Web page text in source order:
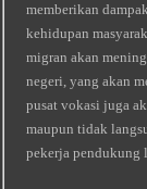
memberikan
kehidupan
migran akan
negeri, yang akan
pusat vokasi juga
maupun tidak
pekerja pendukung